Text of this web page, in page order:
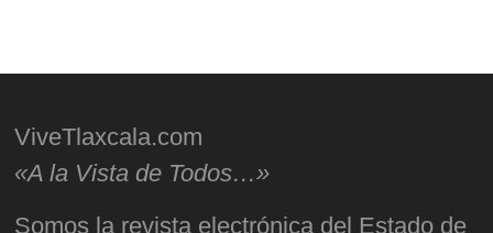
ViveTlaxcala.com
«A la Vista de Todos…»
Somos la revista electrónica del Estado de